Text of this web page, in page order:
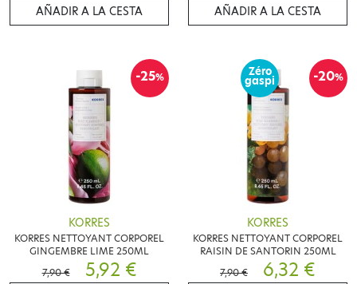
AÑADIR A LA CESTA AÑADIR A LA CESTA
-25%
KORRES
KORRES NETTOYANT CORPOREL
GINGEMBRE LIME 250ML
7,90 €
5,92 €
-20%
Zéro
gaspi
KORRES
KORRES NETTOYANT CORPOREL
RAISIN DE SANTORIN 250ML
7,90 €
6,32 €